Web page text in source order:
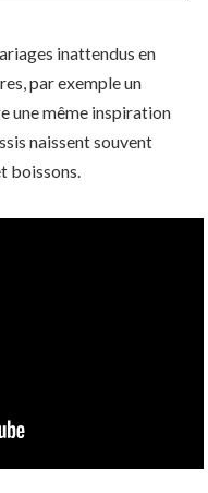
inattendus en
par exemple un
une même inspiration
naissent souvent
boissons.